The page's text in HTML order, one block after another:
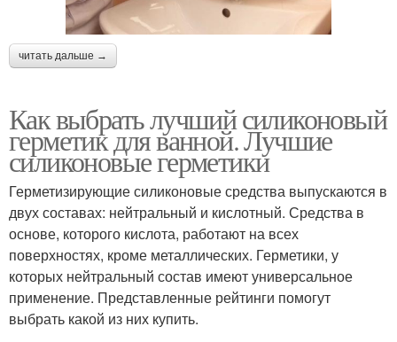
читать дальше →
Как выбрать лучший силиконовый
герметик для ванной. Лучшие
силиконовые герметики
Герметизирующие силиконовые средства выпускаются в
двух составах: нейтральный и кислотный. Средства в
основе, которого кислота, работают на всех
поверхностях, кроме металлических. Герметики, у
которых нейтральный состав имеют универсальное
применение. Представленные рейтинги помогут
выбрать какой из них купить.